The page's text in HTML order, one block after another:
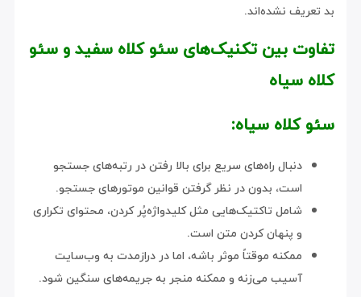
بد تعریف نشده‌اند.
تفاوت بین تکنیک‌های سئو کلاه سفید و سئو
کلاه سیاه
سئو کلاه سیاه:
دنبال راه‌های سریع برای بالا رفتن در رتبه‌های جستجو
است، بدون در نظر گرفتن قوانین موتورهای جستجو.
شامل تاکتیک‌هایی مثل کلیدواژه‌پُر کردن، محتوای تکراری
و پنهان کردن متن است.
ممکنه موقتاً موثر باشه، اما در درازمدت به وب‌سایت
آسیب می‌زنه و ممکنه منجر به جریمه‌های سنگین شود.